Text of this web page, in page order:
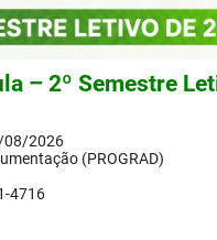
– 2º Semestre
08/2026
(PROGRAD)
4716